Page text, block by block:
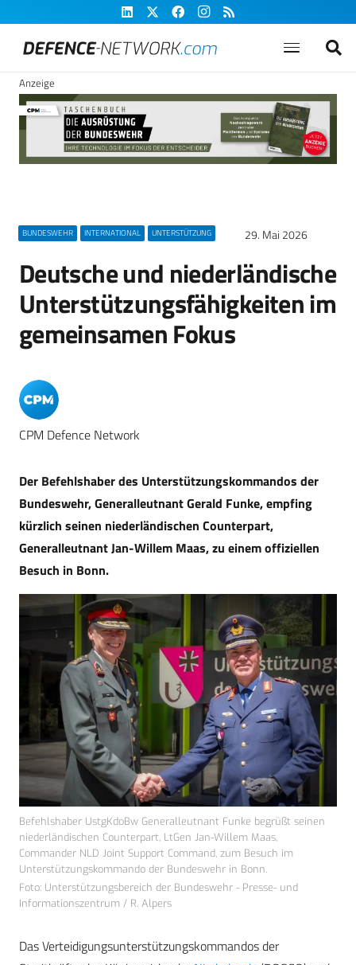
Anzeige
BUNDESWEHR INTERNATIONAL UNTERSTÜTZUNG 29. Mai 2026
Deutsche und niederländische
Unterstützungsfähigkeiten im
gemeinsamen Fokus
CPM Defence Network
Der Befehlshaber des Unterstützungskommandos der
Bundeswehr, Generalleutnant Gerald Funke, empfing
kürzlich seinen niederländischen Counterpart,
Generalleutnant Jan-Willem Maas, zu einem offiziellen
Besuch in Bonn.
Befehlshaber UstgKdoBw Generalleutnant Funke begrüßt seinen
niederländischen Counterpart, LtGen Jan-Willem Maas,
Commander NLD Joint Support Command, zum Besuch im
Unterstützungskommando der Bundeswehr in Bonn.
Foto: Unterstützungsbereich der Bundeswehr - Presse- und
Informationszentrum / R. Alpers
Das Verteidigungsunterstützungskommandos der